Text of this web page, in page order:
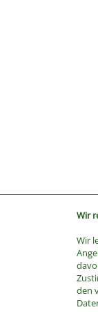
Wir
Wir
den